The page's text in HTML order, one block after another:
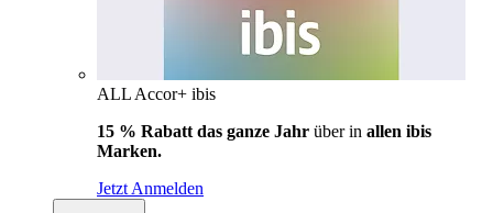
ALL Accor+ ibis
15 % Rabatt das ganze Jahr über in allen ibis
Marken.
Jetzt Anmelden